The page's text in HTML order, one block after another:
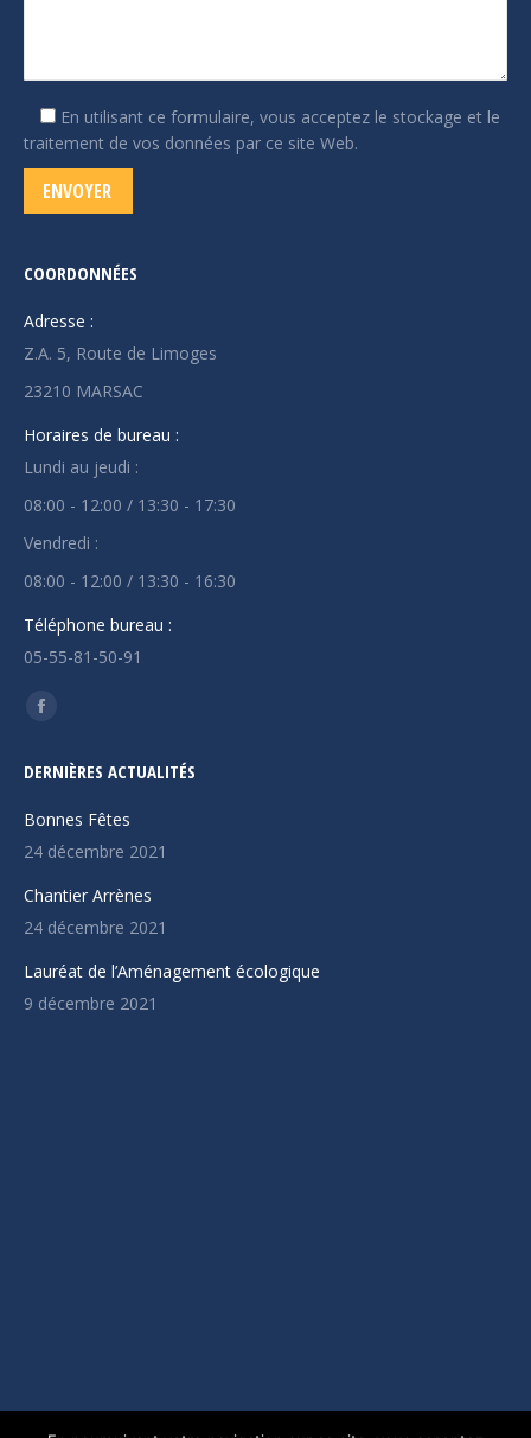
En utilisant ce formulaire, vous acceptez le stockage et le
traitement de vos données par ce site Web.
COORDONNÉES
Adresse :
Z.A. 5, Route de Limoges
23210 MARSAC
Horaires de bureau :
Lundi au jeudi :
08:00 - 12:00 / 13:30 - 17:30
Vendredi :
08:00 - 12:00 / 13:30 - 16:30
Téléphone bureau :
05-55-81-50-91
Trouvez nous sur :
La
Facebook
s'ouvre
dans
nouvelle
fenêtre
DERNIÈRES ACTUALITÉS
Bonnes Fêtes
24 décembre 2021
Chantier Arrènes
24 décembre 2021
Lauréat de l’Aménagement écologique
9 décembre 2021